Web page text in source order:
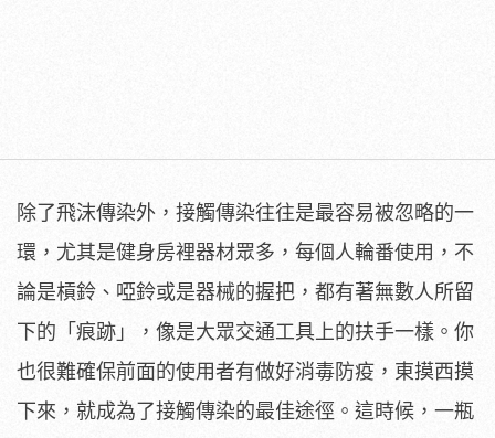
除了飛沫傳染外，接觸傳染往往是最容易被忽略的一
環，尤其是健身房裡器材眾多，每個人輪番使用，不
論是槓鈴、啞鈴或是器械的握把，都有著無數人所留
下的「痕跡」，像是大眾交通工具上的扶手一樣。你
也很難確保前面的使用者有做好消毒防疫，東摸西摸
下來，就成為了接觸傳染的最佳途徑。這時候，一瓶